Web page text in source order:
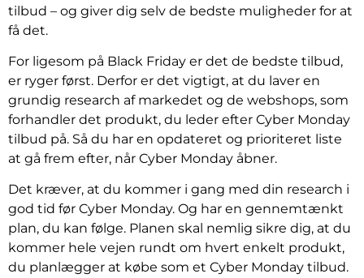
tilbud – og giver dig selv de bedste muligheder for at
få det.
For ligesom på Black Friday er det de bedste tilbud,
er ryger først. Derfor er det vigtigt, at du laver en
grundig research af markedet og de webshops, som
forhandler det produkt, du leder efter Cyber Monday
tilbud på. Så du har en opdateret og prioriteret liste
at gå frem efter, når Cyber Monday åbner.
Det kræver, at du kommer i gang med din research i
god tid før Cyber Monday. Og har en gennemtænkt
plan, du kan følge. Planen skal nemlig sikre dig, at du
kommer hele vejen rundt om hvert enkelt produkt,
du planlægger at købe som et Cyber Monday tilbud.